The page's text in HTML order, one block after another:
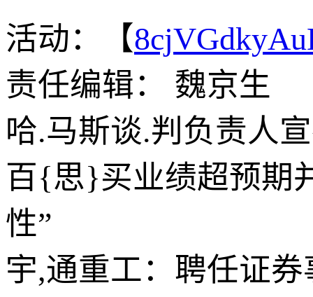
活动：【
责任编辑： 魏京生
哈.马斯谈.判负责人
百{思}买业绩超预期
性”
宇,通重工：聘任证